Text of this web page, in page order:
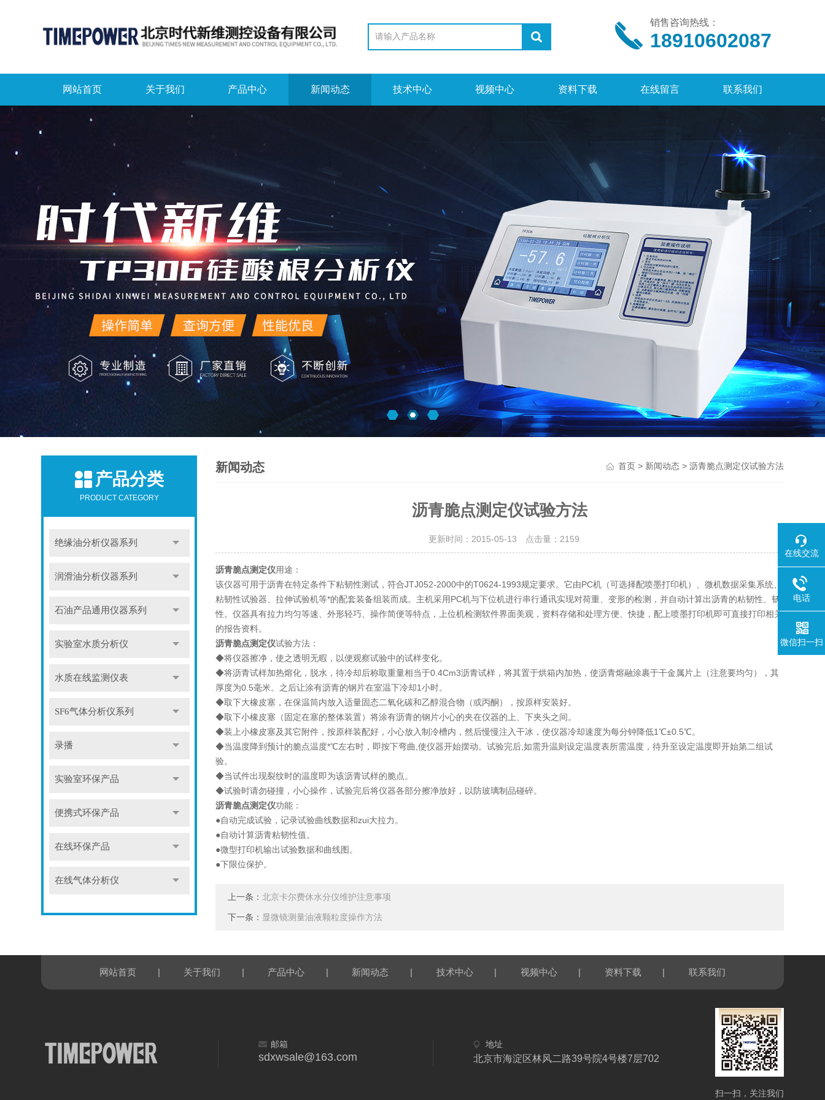
销售咨询热线：
18910602087
网站首页 关于我们 产品中心 新闻动态 技术中心 视频中心 资料下载 在线留言 联系我们
产品分类
PRODUCT CATEGORY
绝缘油分析仪器系列
润滑油分析仪器系列
石油产品通用仪器系列
实验室水质分析仪
水质在线监测仪表
SF6气体分析仪系列
录播
实验室环保产品
便携式环保产品
在线环保产品
在线气体分析仪
新闻动态 首页> 新闻动态> 沥青脆点测定仪试验方法
沥青脆点测定仪试验方法
更新时间：2015-05-13 点击量： 2159
沥青脆点测定仪用途：
该仪器可用于沥青在特定条件下粘韧性测试，符合JTJ052-2000中的T0624-1993规定要求。它由PC机（可选择配喷墨打印机）、微机数据采集系统、
粘韧性试验器、拉伸试验机等*的配套装备组装而成。主机采用PC机与下位机进行串行通讯实现对荷重、变形的检测，并自动计算出沥青的粘韧性、韧
性。仪器具有拉力均匀等速、外形轻巧、操作简便等特点，上位机检测软件界面美观，资料存储和处理方便、快捷，配上喷墨打印机即可直接打印相关
的报告资料。
沥青脆点测定仪试验方法：
◆将仪器擦净，使之透明无暇，以便观察试验中的试样变化。
◆将沥青试样加热熔化，脱水，待冷却后称取重量相当于0.4Cm3沥青试样，将其置于烘箱内加热，使沥青熔融涂裹于干金属片上（注意要均匀），其
厚度为0.5毫米。之后让涂有沥青的钢片在室温下冷却1小时。
◆取下大橡皮塞，在保温筒内放入适量固态二氧化碳和乙醇混合物（或丙酮），按原样安装好。
◆取下小橡皮塞（固定在塞的整体装置）将涂有沥青的钢片小心的夹在仪器的上、下夹头之间。
◆装上小橡皮塞及其它附件，按原样装配好，小心放入制冷槽内，然后慢慢注入干冰，使仪器冷却速度为每分钟降低1℃±0.5℃。
◆当温度降到预计的脆点温度*℃左右时，即按下弯曲,使仪器开始摆动。试验完后,如需升温则设定温度表所需温度，待升至设定温度即开始第二组试
验。
◆当试件出现裂纹时的温度即为该沥青试样的脆点。
◆试验时请勿碰撞，小心操作，试验完后将仪器各部分擦净放好，以防玻璃制品碰碎。
沥青脆点测定仪功能：
●自动完成试验，记录试验曲线数据和zui大拉力。
●自动计算沥青粘韧性值。
●微型打印机输出试验数据和曲线图。
●下限位保护。
上一条：北京卡尔费休水分仪维护注意事项
下一条： 显微镜测量油液颗粒度操作方法
网站首页 | 关于我们 | 产品中心 | 新闻动态 | 技术中心 | 视频中心 | 资料下载 | 联系我们
邮箱
sdxwsale@163.com
地址
北京市海淀区林风二路39号院4号楼7层702
扫一扫，关注我们
在线交流
电话
微信扫一扫